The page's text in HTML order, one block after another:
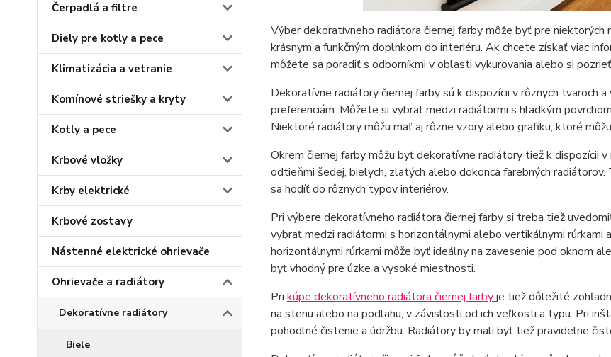
Čerpadlá a filtre
Diely pre kotly a pece
Klimatizácia a vetranie
Komínové striešky a kryty
Kotly a pece
Krbové vložky
Krby elektrické
Krbové zostavy
Nástenné elektrické ohrievače
Ohrievače a radiátory
Dekoratívne radiátory
Biele
Výber dekoratívneho radiátora čiernej farby môže byť pre
krásnym a funkčným doplnkom do interiéru. Ak chcete získať viac
môžete sa poradiť s odborníkmi v oblasti vykurovania alebo si
Dekoratívne radiátory čiernej farby sú k dispozícii v rôznych tvaroch
preferenciám. Môžete si vybrať medzi radiátormi s hladkým
Niektoré radiátory môžu mať aj rôzne vzory alebo grafiku, ktoré
Okrem čiernej farby môžu byť dekoratívne radiátory tiež k dispozícii
odtieňmi šedej, bielych, zlatých alebo dokonca farebných
sa hodíť do rôznych typov interiérov.
Pri výbere dekoratívneho radiátora čiernej farby si treba tiež
vybrať medzi radiátormi s horizontálnymi alebo vertikálnymi
horizontálnymi rúrkami môže byť ideálny na zavesenie pod oknom
byť vhodný pre úzke a vysoké miestnosti.
Pri kúpe dekoratívneho radiátora čiernej farbyje tiež dôležité
na stenu alebo na podlahu, v závislosti od ich veľkosti a typu. Pri
pohodlné čistenie a údržbu. Radiátory by mali byť tiež pravidelne